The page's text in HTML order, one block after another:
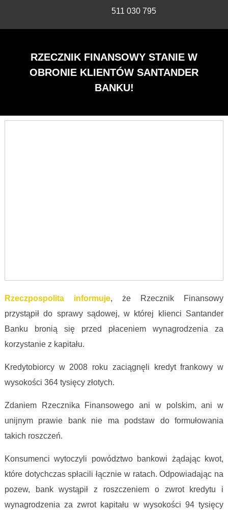
511 030 795
RZECZNIK FINANSOWY STANIE W
OBRONIE KLIENTÓW SANTANDER
BANKU!
Rzeczpospolita informuje, że Rzecznik Finansowy
przystąpił do sprawy sądowej, w której klienci Santander
Banku bronią się przed płaceniem wynagrodzenia za
korzystanie z kapitału.
Kredytobiorcy w 2008 roku zaciągnęli kredyt frankowy w
wysokości 364 tysięcy złotych.
Zdaniem Rzecznika Finansowego ani w polskim, ani w
unijnym prawie bank nie ma podstaw do formułowania
takich roszczeń.
Konsumenci wytoczyli powództwo bankowi żądając kwot,
które dotychczas spłacili łącznie w ratach. Odpowiadając na
pozew, bank wystąpił z roszczeniem o zwrot kredytu i
wynagrodzenia za zwrot kapitału w wysokości 94 tysięcy